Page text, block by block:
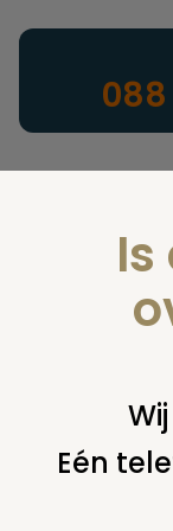
U bent hier: home
Eén